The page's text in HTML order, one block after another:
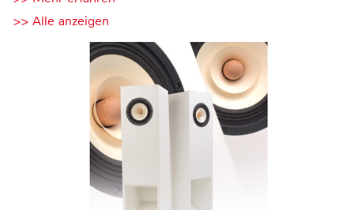
>> Alle anzeigen